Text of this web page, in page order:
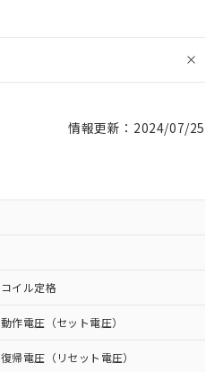
情報更新：2024/07/25
コイル定格
動作電圧（セット電圧）
復帰電圧（リセット電圧）